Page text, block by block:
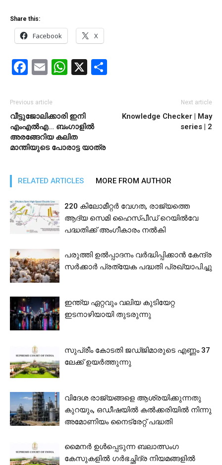
Share this:
Facebook X
Facebook
EmailWhatsApp
X
Previous article
വീട്ടുജോലിക്കാരി ഇനി
എംഎൽഎ… ബംഗാളിൽ
അരങ്ങേറിയ കലിത
മാന്തിയുടെ പോരാട്ട യാത്ര
Next article
Knowledge Checker | May
series | 2
RELATED ARTICLES MORE FROM AUTHOR
220 കിലോമീറ്റര്‍ വേഗത, രാജ്യത്തെ
ആദ്യ സെമി ഹൈസ്പീഡ് റെയില്‍വേ
പദ്ധതിക്ക് അംഗീകാരം നല്‍കി
പരുത്തി ഉല്‍പ്പാദനം വര്‍ദ്ധിപ്പിക്കാന്‍ കേന്ദ്ര
സര്‍ക്കാര്‍ പ്രത്യേക പദ്ധതി പ്രഖ്യാപിച്ചു
ഇന്ത്യ ഏറ്റവും വലിയ കുടിയേറ്റ
ഇടനാഴിയായി തുടരുന്നു
സുപ്രീം കോടതി ജഡ്ജിമാരുടെ എണ്ണം 37
ലേക്ക് ഉയര്‍ത്തുന്നു
വിദേശ രാജ്യങ്ങളെ ആശ്രയിക്കുന്നതു
കുറയും, ഒഡീഷയില്‍ കല്‍ക്കരിയില്‍ നിന്നു
അമോണിയം നൈട്രേറ്റ് പദ്ധതി
മൈനര്‍ ഉള്‍പ്പെടുന്ന ബലാത്സംഗ
കേസുകളില്‍ ഗര്‍ഭച്ഛിദ്ര നിയമങ്ങളില്‍